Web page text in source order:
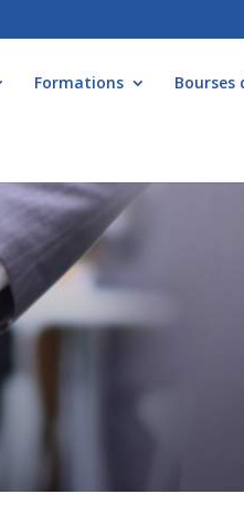
Formations Bourses